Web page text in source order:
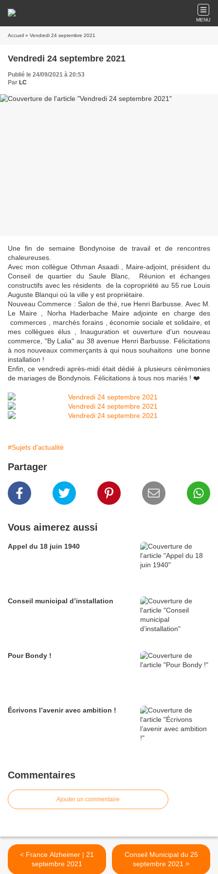
MENU
Accueil » Vendredi 24 septembre 2021
Vendredi 24 septembre 2021
Publié le 24/09/2021 à 20:53
Par LC
Une fin de semaine Bondynoise de travail et de rencontres
chaleureuses.
Avec mon collègue Othman Asaadi , Maire-adjoint, président du
Conseil de quartier du Saule Blanc, Réunion et échanges
constructifs avec les résidents de la copropriété au 55 rue Louis
Auguste Blanqui où la ville y est propriétaire.
Nouveau Commerce : Salon de thé, rue Henri Barbusse. Avec M.
Le Maire , Norha Haderbache Maire adjointe en charge des
commerces , marchés forains , économie sociale et solidaire, et
mes collègues élus , Inauguration et ouverture d'un nouveau
commerce, "By Lalia" au 38 avenue Henri Barbusse. Félicitations
à nos nouveaux commerçants à qui nous souhaitons une bonne
installation !
Enfin, ce vendredi après-midi était dédié à plusieurs cérémonies
de mariages de Bondynois. Félicitations à tous nos mariés ! ❤️
#Sujets d'actualité
Partager
Vous aimerez aussi
Appel du 18 juin 1940
Conseil municipal d’installation
Pour Bondy !
Écrivons l’avenir avec ambition !
Commentaires
Ajouter un commentaire
< France Alzheimer | 21
septembre 2021
Conseil Municipal du 25
septembre 2021 >